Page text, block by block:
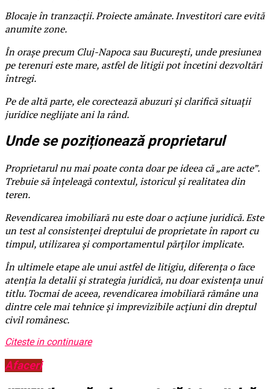
Blocaje în tranzacții. Proiecte amânate. Investitori care evită
anumite zone.
În orașe precum Cluj-Napoca sau București, unde presiunea
pe terenuri este mare, astfel de litigii pot încetini dezvoltări
întregi.
Pe de altă parte, ele corectează abuzuri și clarifică situații
juridice neglijate ani la rând.
Unde se poziționează proprietarul
Proprietarul nu mai poate conta doar pe ideea că „are acte”.
Trebuie să înțeleagă contextul, istoricul și realitatea din
teren.
Revendicarea imobiliară nu este doar o acțiune juridică. Este
un test al consistenței dreptului de proprietate în raport cu
timpul, utilizarea și comportamentul părților implicate.
În ultimele etape ale unui astfel de litigiu, diferența o face
atenția la detalii și strategia juridică, nu doar existența unui
titlu. Tocmai de aceea, revendicarea imobiliară rămâne una
dintre cele mai tehnice și imprevizibile acțiuni din dreptul
civil românesc.
Citeste in continuare
Afaceri